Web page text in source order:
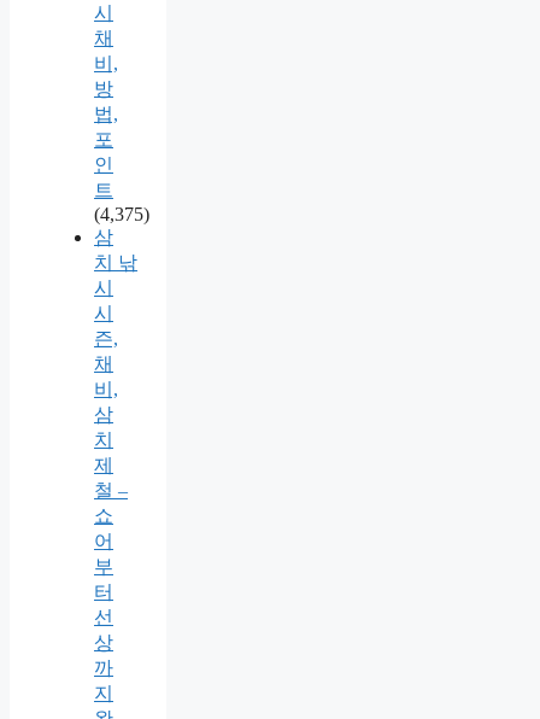
시
채
비,
방
법,
포
인
트
(4,375)
삼
치 낚
시
시
즌,
채
비,
삼
치
제
철 –
쇼
어
부
터
선
상
까
지